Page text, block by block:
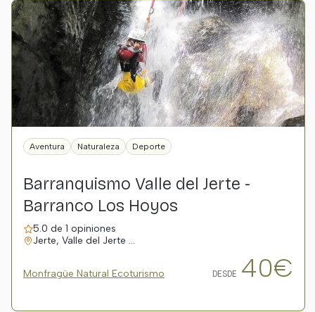
Aventura Naturaleza Deporte
Barranquismo Valle del Jerte -
Barranco Los Hoyos
5.0 de 1 opiniones
Jerte, Valle del Jerte …
Monfragüe Natural Ecoturismo DESDE 40€